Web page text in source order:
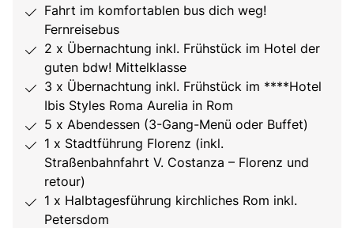
Fahrt im komfortablen bus dich weg!
Fernreisebus
2 x Übernachtung inkl. Frühstück im Hotel der
guten bdw! Mittelklasse
3 x Übernachtung inkl. Frühstück im ****Hotel
Ibis Styles Roma Aurelia in Rom
5 x Abendessen (3-Gang-Menü oder Buffet)
1 x Stadtführung Florenz (inkl.
Straßenbahnfahrt V. Costanza – Florenz und
retour)
1 x Halbtagesführung kirchliches Rom inkl.
Petersdom